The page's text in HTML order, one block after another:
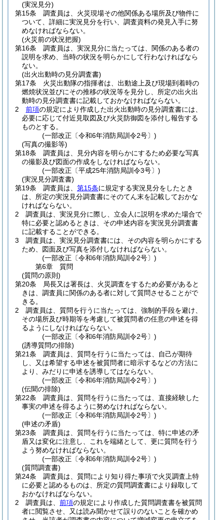
(実況見分)
第15条
調査員は、火災現場その他関係ある場所及び物件に
ついて、詳細に実況見分を行い、調査資料の発見入手に努
めなければならない。
(火災前の状況把握)
第16条
調査員は、実況見分に当たっては、関係のある者の
説明を求め、当時の状況を明らかにして行わなければなら
ない。
(出火出動時の見分調査書)
第17条
火災出動隊の指揮者は、出動途上及び現場到着時の
燃焼状況並びにその推移の状況等を見分し、所定の出火出
動時の見分調査書に記載しておかなければならない。
2
前項の規定により作成した出火出動時の見分調査書には、
必要に応じて付近見取図及び火災防御図を添付し報告する
ものとする。
(一部改正〔令和6年消防局訓令2号〕)
(写真の撮影等)
第18条
調査員は、見分内容を明らかにするため必要な写真
の撮影及び図面の作成をしなければならない。
(一部改正〔平成25年消防局訓令3号〕)
(実況見分調査書)
第19条
調査員は、 第15条に規定する実況見分をしたとき
は、所定の実況見分調査書にそのてん末を記載しておかな
ければならない。
2
調査員は、実況見分に際し、立会人に説明を求めた場合で
特に必要と認めるときは、その申述内容を実況見分調査書
に記載することができる。
3
調査員は、実況見分調査書には、その内容を明らかにする
ため、図面及び写真を添付しなければならない。
(一部改正〔令和6年消防局訓令2号〕)
第6章
質問
(質問の原則)
第20条
局長又は署長は、火災調査をするため必要があると
きは、調査員に関係のある者に対して質問させることがで
きる。
2
調査員は、質問を行うに当たっては、強制的手段を避け、
その場所及び時期等を考慮して被質問者の任意の申述を得
るようにしなければならない。
(一部改正〔令和6年消防局訓令2号〕)
(誘導質問の排除)
第21条
調査員は、質問を行うに当たっては、自己が期待
し、又は希望する申述を被質問者に暗示するなどの方法に
より、みだりに申述を誘導してはならない。
(一部改正〔令和6年消防局訓令2号〕)
(伝聞の排除)
第22条
調査員は、質問を行うに当たっては、直接経験した
事実の申述を得るように努めなければならない。
(一部改正〔令和6年消防局訓令2号〕)
(申述の矛盾)
第23条
調査員は、質問を行うに当たっては、特に申述の矛
盾又は変化に注意し、これを端緒として、更に質問を行う
よう努めなければならない。
(一部改正〔令和6年消防局訓令2号〕)
(質問調査書)
第24条
調査員は、質問により知り得た事項で火災調査上特
に必要と認めるものは、所定の質問調査書により録取して
おかなければならない。
2
調査員は、 前項の規定により作成した質問調査書を被質問
者に閲覧させ、又は読み聞かせて誤りのないことを確かめ